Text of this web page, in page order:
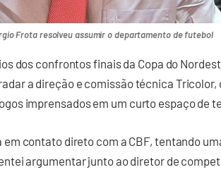
Frota resolveu assumir o departamento de futebol
dos confrontos finais da Copa do
a direção e comissão técnica Tricolor,
imprensados em um curto espaço de
contato direto com a CBF, tentando
argumentar junto ao diretor de